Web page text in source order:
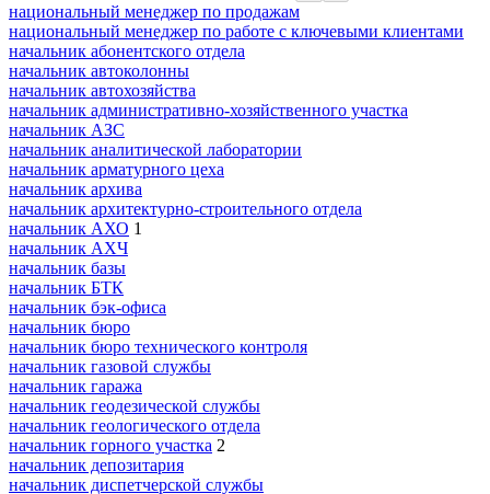
национальный менеджер по продажам
национальный менеджер по работе с ключевыми клиентами
начальник абонентского отдела
начальник автоколонны
начальник автохозяйства
начальник административно-хозяйственного участка
начальник АЗС
начальник аналитической лаборатории
начальник арматурного цеха
начальник архива
начальник архитектурно-строительного отдела
начальник АХО 1
начальник АХЧ
начальник базы
начальник БТК
начальник бэк-офиса
начальник бюро
начальник бюро технического контроля
начальник газовой службы
начальник гаража
начальник геодезической службы
начальник геологического отдела
начальник горного участка 2
начальник депозитария
начальник диспетчерской службы